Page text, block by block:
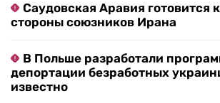
Саудовская Аравия готовится
стороны союзников Ирана
В Польше разработали
депортации безработных
известно